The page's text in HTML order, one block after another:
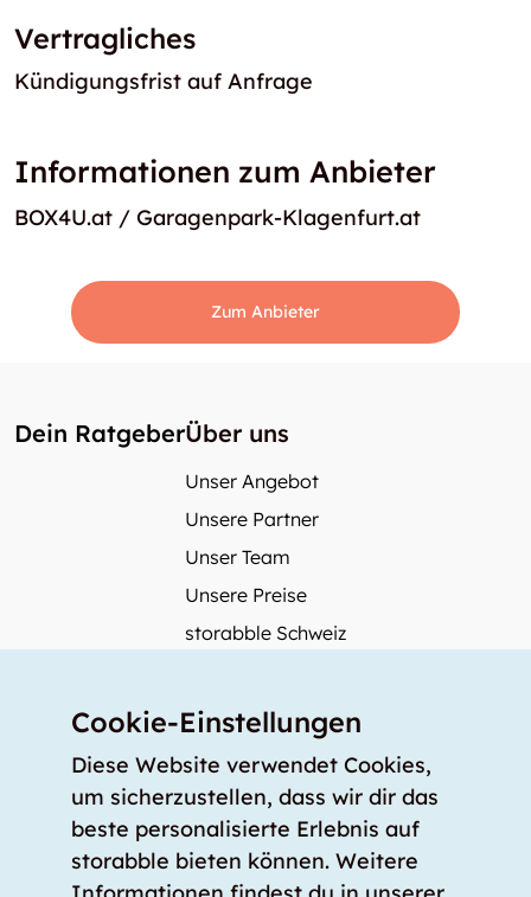
Vertragliches
Kündigungsfrist auf Anfrage
Informationen zum Anbieter
BOX4U.at / Garagenpark-Klagenfurt.at
Zum Anbieter
Dein RatgeberÜber uns
Unser Angebot
Unsere Partner
Unser Team
Unsere Preise
storabble Schweiz
Mehr über storabble
Medienbeiträge
Wie gross muss ein Lagerraum sein?
Was kostet ein Lagerraum?
Cookie-Einstellungen
Diese Website verwendet Cookies,
um sicherzustellen, dass wir dir das
beste personalisierte Erlebnis auf
storabble bieten können. Weitere